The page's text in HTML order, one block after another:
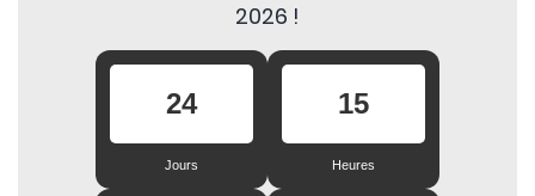
2026 !
24
Jours
15
Heures